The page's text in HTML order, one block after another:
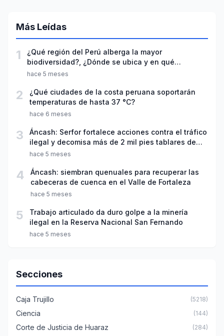
Más Leídas
1
¿Qué región del Perú alberga la mayor
biodiversidad?, ¿Dónde se ubica y en qué
destaca?
hace 5 meses
2
¿Qué ciudades de la costa peruana soportarán
temperaturas de hasta 37 °C?
hace 6 meses
3
Áncash: Serfor fortalece acciones contra el tráfico
ilegal y decomisa más de 2 mil pies tablares de
madera
hace 5 meses
4
Áncash: siembran quenuales para recuperar las
cabeceras de cuenca en el Valle de Fortaleza
hace 5 meses
5
Trabajo articulado da duro golpe a la minería
ilegal en la Reserva Nacional San Fernando
hace 5 meses
Secciones
Caja Trujillo (5218)
Ciencia (144)
Corte de Justicia de Huaraz (284)